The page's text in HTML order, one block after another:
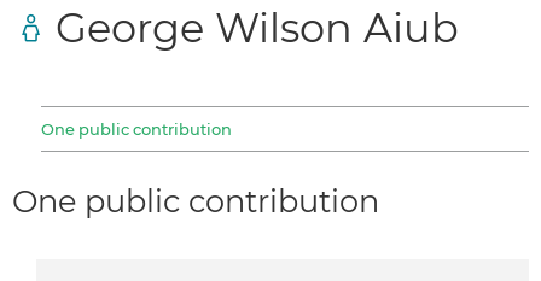
George Wilson Aiub
One public contribution
One public contribution